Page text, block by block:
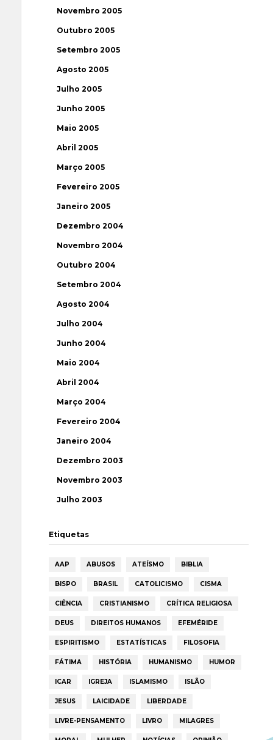
Novembro 2005
Outubro 2005
Setembro 2005
Agosto 2005
Julho 2005
Junho 2005
Maio 2005
Abril 2005
Março 2005
Fevereiro 2005
Janeiro 2005
Dezembro 2004
Novembro 2004
Outubro 2004
Setembro 2004
Agosto 2004
Julho 2004
Junho 2004
Maio 2004
Abril 2004
Março 2004
Fevereiro 2004
Janeiro 2004
Dezembro 2003
Novembro 2003
Julho 2003
Etiquetas
AAP ABUSOS ATEÍSMO BIBLIA
BISPO BRASIL CATOLICISMO CISMA
CIÊNCIA CRISTIANISMO CRÍTICA RELIGIOSA
DEUS DIREITOS HUMANOS EFEMÉRIDE
ESPIRITISMO ESTATÍSTICAS FILOSOFIA
FÁTIMA HISTÓRIA HUMANISMO HUMOR
ICAR IGREJA ISLAMISMO ISLÃO
JESUS LAICIDADE LIBERDADE
LIVRE-PENSAMENTO LIVRO MILAGRES